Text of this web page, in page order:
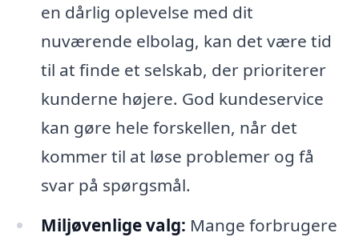
en dårlig oplevelse med dit
nuværende elbolag, kan det være tid
til at finde et selskab, der prioriterer
kunderne højere. God kundeservice
kan gøre hele forskellen, når det
kommer til at løse problemer og få
svar på spørgsmål.
Miljøvenlige valg: Mange forbrugere